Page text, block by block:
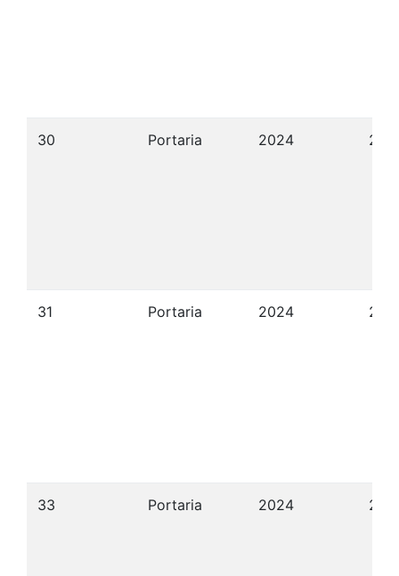
30 Portaria 2024 24/
31 Portaria 2024 24/
33 Portaria 2024 24/